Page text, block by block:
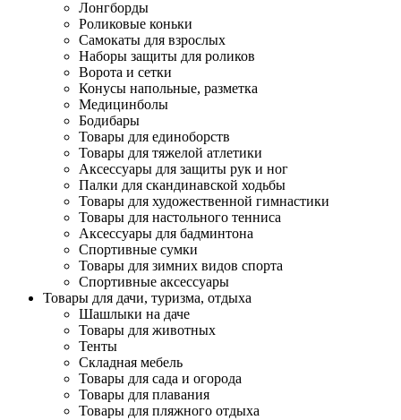
Лонгборды
Роликовые коньки
Самокаты для взрослых
Наборы защиты для роликов
Ворота и сетки
Конусы напольные, разметка
Медицинболы
Бодибары
Товары для единоборств
Товары для тяжелой атлетики
Аксессуары для защиты рук и ног
Палки для скандинавской ходьбы
Товары для художественной гимнастики
Товары для настольного тенниса
Аксессуары для бадминтона
Спортивные сумки
Товары для зимних видов спорта
Спортивные аксессуары
Товары для дачи, туризма, отдыха
Шашлыки на даче
Товары для животных
Тенты
Складная мебель
Товары для сада и огорода
Товары для плавания
Товары для пляжного отдыха